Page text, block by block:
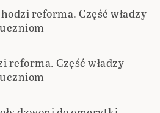
reforma. Część władzy
reforma. Część władzy